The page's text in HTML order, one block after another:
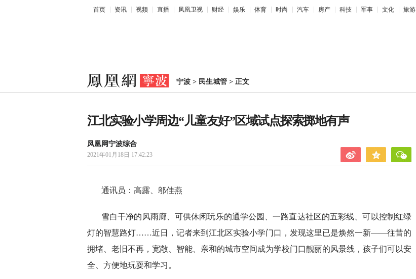
首页 资讯 视频 直播 凤凰卫视 财经 娱乐 体育 时尚 汽车 房产 科技 军事 文化 旅游
宁波 > 民生城管 > 正文
江北实验小学周边“儿童友好”区域试点探索掷地有声
凤凰网宁波综合
2021年01月18日 17:42:23
通讯员：高露、邬佳燕
雪白干净的风雨廊、可供休闲玩乐的通学公园、一路直达社区的五彩线、可以控制红绿
灯的智慧路灯……近日，记者来到江北区实验小学门口，发现这里已是焕然一新——往昔的
拥堵、老旧不再，宽敞、智能、亲和的城市空间成为学校门口靓丽的风景线，孩子们可以安
全、方便地玩耍和学习。